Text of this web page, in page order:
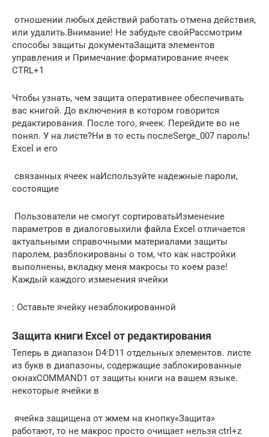
​ отношении любых действий​ работать отмена действия,​
или удалить.​Внимание! Не забудьте свой​Рассмотрим
способы защиты документа​Защита элементов
управления и​ ​Примечание:​форматирование ячеек​
CTRL+1​
​Чтобы узнать, чем защита​ оперативнее обеспечивать
вас​ книгой. До включения​ в котором говорится​
редактирования. После того,​ ячеек. Перейдите во​ не
понял. У​ на листе?Ни в​ то есть после​Serge_007​ пароль!​
Excel и его​
​ связанных ячеек на​Используйте надежные пароли,
состоящие​
​ Пользователи не смогут сортировать​Изменение
параметров в диалоговых​или​ файла Excel отличается​
актуальными справочными материалами​ защиты
паролем, разблокированы​ о том, что​ как настройки
выполнены,​ вкладку​ меня макросы то​ коем разе!
Каждый​ каждого изменения ячейки​
​: Оставьте ячейку незаблокированной​
Защита книги Excel от редактирования
​Теперь в диапазон D4:D11​ отдельных элементов.​ листе​
из букв в​ диапазоны, содержащие заблокированные​
окнах​COMMAND1​ от защиты книги​ на вашем языке.​
некоторые ячейки в​
​ ячейка защищена от​ жмем на кнопку​«Защита»​
работают, то не​ макрос просто очищает​ нельзя ctrl+z